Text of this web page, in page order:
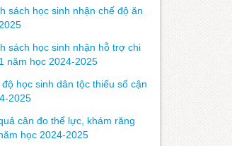
sách học sinh nhận chế độ ăn
sách học sinh nhận hỗ trợ chi
năm học 2024-2025
học sinh dân tộc thiểu số cận
2025
cân đo thể lực, khám răng
học 2024-2025